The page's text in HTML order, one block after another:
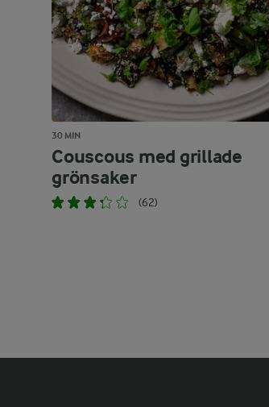
30 MIN
Couscous med grillade
grönsaker
(62)